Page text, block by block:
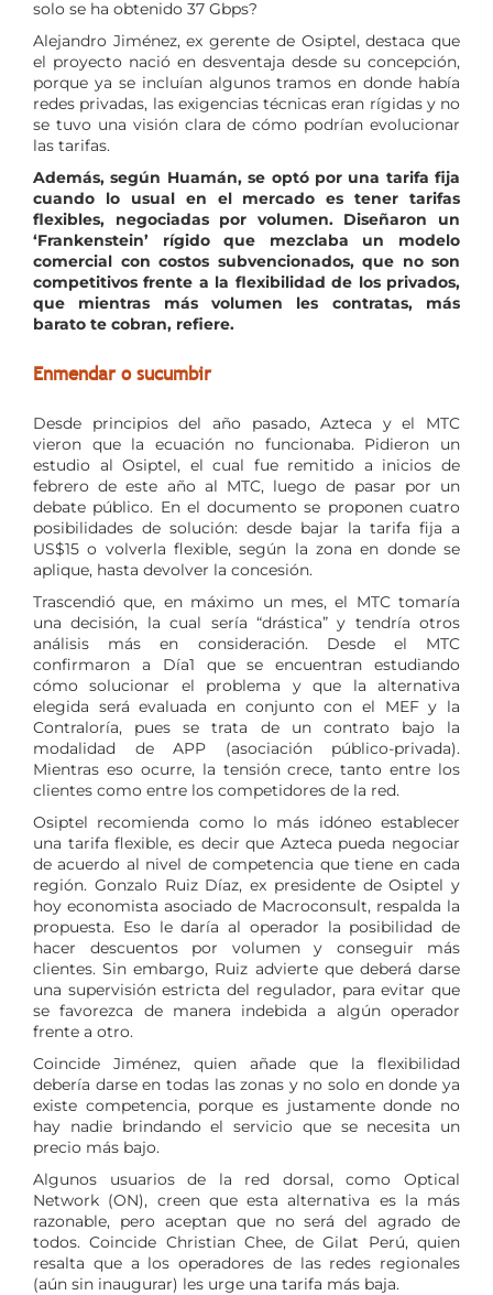
solo se ha obtenido 37 Gbps?
Alejandro Jiménez, ex gerente de Osiptel, destaca que
el proyecto nació en desventaja desde su concepción,
porque ya se incluían algunos tramos en donde había
redes privadas, las exigencias técnicas eran rígidas y no
se tuvo una visión clara de cómo podrían evolucionar
las tarifas.
Además, según Huamán, se optó por una tarifa fija
cuando lo usual en el mercado es tener tarifas
flexibles, negociadas por volumen. Diseñaron un
‘Frankenstein’ rígido que mezclaba un modelo
comercial con costos subvencionados, que no son
competitivos frente a la flexibilidad de los privados,
que mientras más volumen les contratas, más
barato te cobran, refiere.
Enmendar o sucumbir
Desde principios del año pasado, Azteca y el MTC
vieron que la ecuación no funcionaba. Pidieron un
estudio al Osiptel, el cual fue remitido a inicios de
febrero de este año al MTC, luego de pasar por un
debate público. En el documento se proponen cuatro
posibilidades de solución: desde bajar la tarifa fija a
US$15 o volverla flexible, según la zona en donde se
aplique, hasta devolver la concesión.
Trascendió que, en máximo un mes, el MTC tomaría
una decisión, la cual sería “drástica” y tendría otros
análisis más en consideración. Desde el MTC
confirmaron a Día1 que se encuentran estudiando
cómo solucionar el problema y que la alternativa
elegida será evaluada en conjunto con el MEF y la
Contraloría, pues se trata de un contrato bajo la
modalidad de APP (asociación público-privada).
Mientras eso ocurre, la tensión crece, tanto entre los
clientes como entre los competidores de la red.
Osiptel recomienda como lo más idóneo establecer
una tarifa flexible, es decir que Azteca pueda negociar
de acuerdo al nivel de competencia que tiene en cada
región. Gonzalo Ruiz Díaz, ex presidente de Osiptel y
hoy economista asociado de Macroconsult, respalda la
propuesta. Eso le daría al operador la posibilidad de
hacer descuentos por volumen y conseguir más
clientes. Sin embargo, Ruiz advierte que deberá darse
una supervisión estricta del regulador, para evitar que
se favorezca de manera indebida a algún operador
frente a otro.
Coincide Jiménez, quien añade que la flexibilidad
debería darse en todas las zonas y no solo en donde ya
existe competencia, porque es justamente donde no
hay nadie brindando el servicio que se necesita un
precio más bajo.
Algunos usuarios de la red dorsal, como Optical
Network (ON), creen que esta alternativa es la más
razonable, pero aceptan que no será del agrado de
todos. Coincide Christian Chee, de Gilat Perú, quien
resalta que a los operadores de las redes regionales
(aún sin inaugurar) les urge una tarifa más baja.